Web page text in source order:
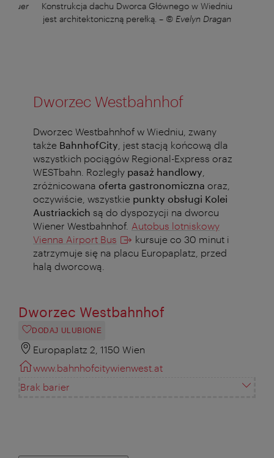
Bauer
Konstrukcja dachu Dworca Głównego w Wiedniu
jest architektoniczną perełką. – © Evelyn Dragan
Dworzec Westbahnhof
Dworzec Westbahnhof w Wiedniu, zwany
także BahnhofCity , jest stacją końcową dla
wszystkich pociągów Regional-Express oraz
WESTbahn. Rozległy pasaż handlowy
zróżnicowana oferta gastronomiczna oraz,
oczywiście, wszystkie punkty obsługi Kolei
Austriackich są do dyspozycji na dworcu
Wiener Westbahnhof. Autobus lotniskowy
Vienna Airport Bus
kursuje co 30 minut i
zatrzymuje się na placu Europaplatz, przed
halą dworcową.
Dworzec Westbahnhof
DODAJ ULUBIONE
Europaplatz 2, 1150 Wien
www.bahnhofcitywienwest.at
Brak barier